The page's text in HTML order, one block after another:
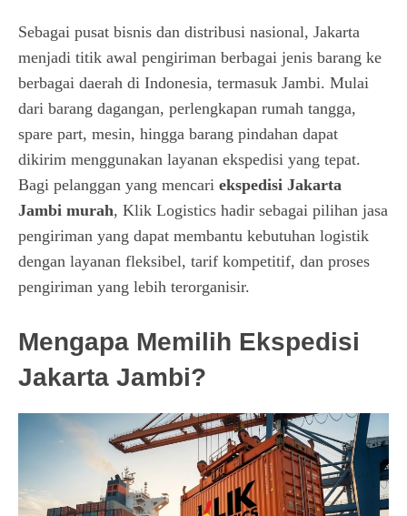
Sebagai pusat bisnis dan distribusi nasional, Jakarta
menjadi titik awal pengiriman berbagai jenis barang ke
berbagai daerah di Indonesia, termasuk Jambi. Mulai
dari barang dagangan, perlengkapan rumah tangga,
spare part, mesin, hingga barang pindahan dapat
dikirim menggunakan layanan ekspedisi yang tepat.
Bagi pelanggan yang mencari ekspedisi Jakarta
Jambi murah, Klik Logistics hadir sebagai pilihan jasa
pengiriman yang dapat membantu kebutuhan logistik
dengan layanan fleksibel, tarif kompetitif, dan proses
pengiriman yang lebih terorganisir.
Mengapa Memilih Ekspedisi
Jakarta Jambi?